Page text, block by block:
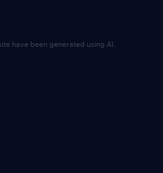
have been generated using AI.